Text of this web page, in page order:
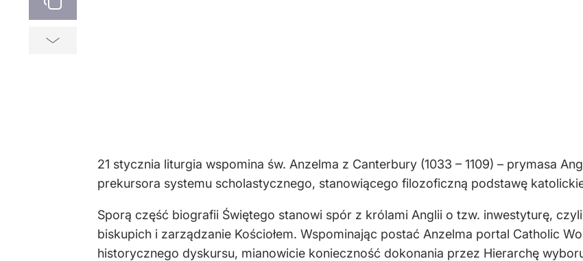
21 stycznia liturgia wspomina św. Anzelma z Canterbury (1033 – 1109) – prymasa
prekursora systemu scholastycznego, stanowiącego filozoficzną podstawę
Sporą część biografii Świętego stanowi spór z królami Anglii o tzw. inwestyturę,
biskupich i zarządzanie Kościołem. Wspominając postać Anzelma portal Catholic
historycznego dyskursu, mianowicie konieczność dokonania przez Hierarchę